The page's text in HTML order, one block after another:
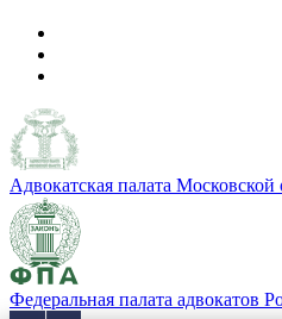
Адвокатская палата Московской
Федеральная палата адвокатов